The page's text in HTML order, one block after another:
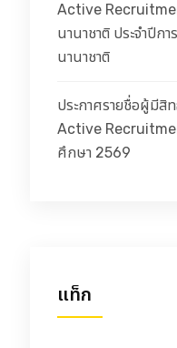
Active
นานาชาติ ประจำปีก
นานาชาติ
ประกาศรายชื่อผู้มีสิ
Active
ศึกษา 2569
แท็ก